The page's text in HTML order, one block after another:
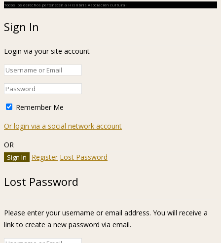
Todos los derechos pertenecen a Hislibris Asociación cultural
Sign In
Login via your site account
Remember Me
Or login via a social network account
OR
Register Lost Password
Lost Password
Please enter your username or email address. You will receive a
link to create a new password via email.